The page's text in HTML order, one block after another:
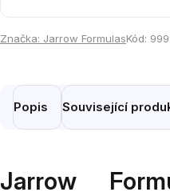
Značka: Jarrow FormulasKód:
Popis Související
Jarrow